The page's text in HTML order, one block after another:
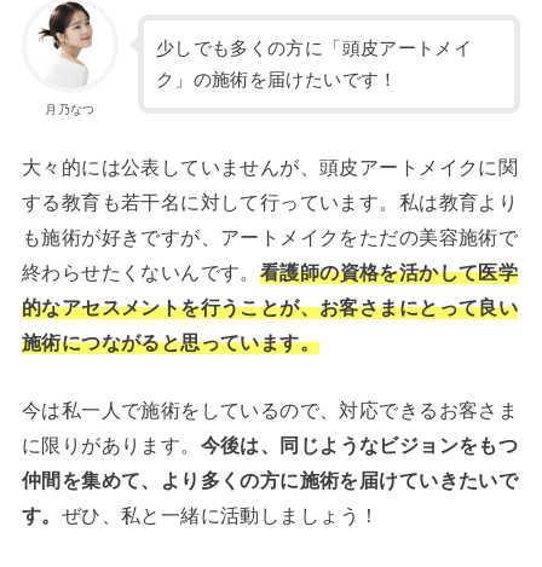
月乃なつ
少しでも多くの方に「頭皮アートメイ
ク」の施術を届けたいです！
大々的には公表していませんが、頭皮アートメイクに関
する教育も若干名に対して行っています。私は教育より
も施術が好きですが、アートメイクをただの美容施術で
終わらせたくないんです。 看護師の資格を活かして医学
的なアセスメントを行うことが、お客さまにとって良い
施術につながると思っています。
今は私一人で施術をしているので、対応できるお客さま
に限りがあります。 今後は、同じようなビジョンをもつ
仲間を集めて、より多くの方に施術を届けていきたいで
す。 ぜひ、私と一緒に活動しましょう！